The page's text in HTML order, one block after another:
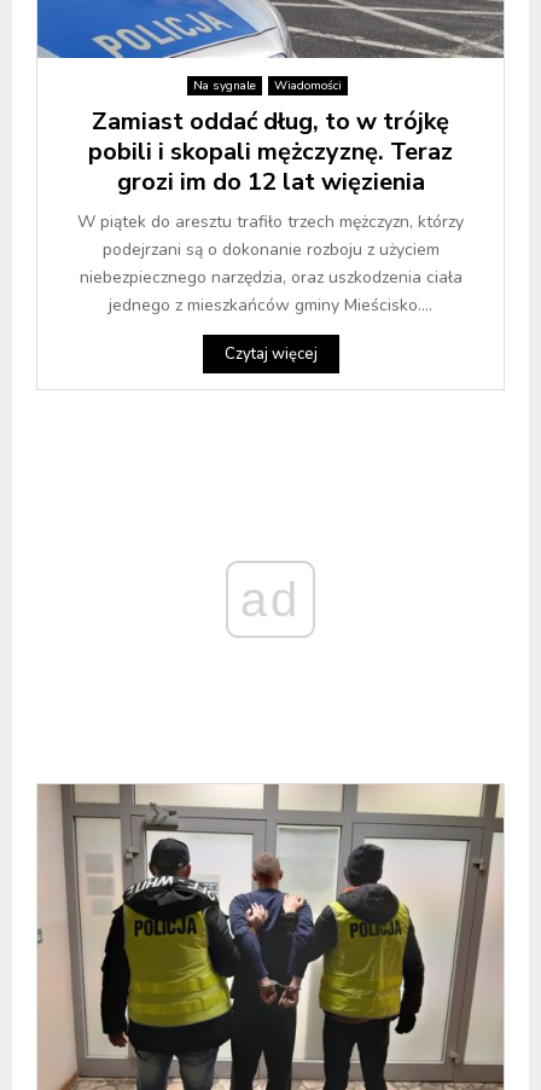
Na sygnale Wiadomości
Zamiast oddać dług, to w trójkę
pobili i skopali mężczyznę. Teraz
grozi im do 12 lat więzienia
W piątek do aresztu trafiło trzech mężczyzn, którzy
podejrzani są o dokonanie rozboju z użyciem
niebezpiecznego narzędzia, oraz uszkodzenia ciała
jednego z mieszkańców gminy Mieścisko....
Czytaj więcej
ad